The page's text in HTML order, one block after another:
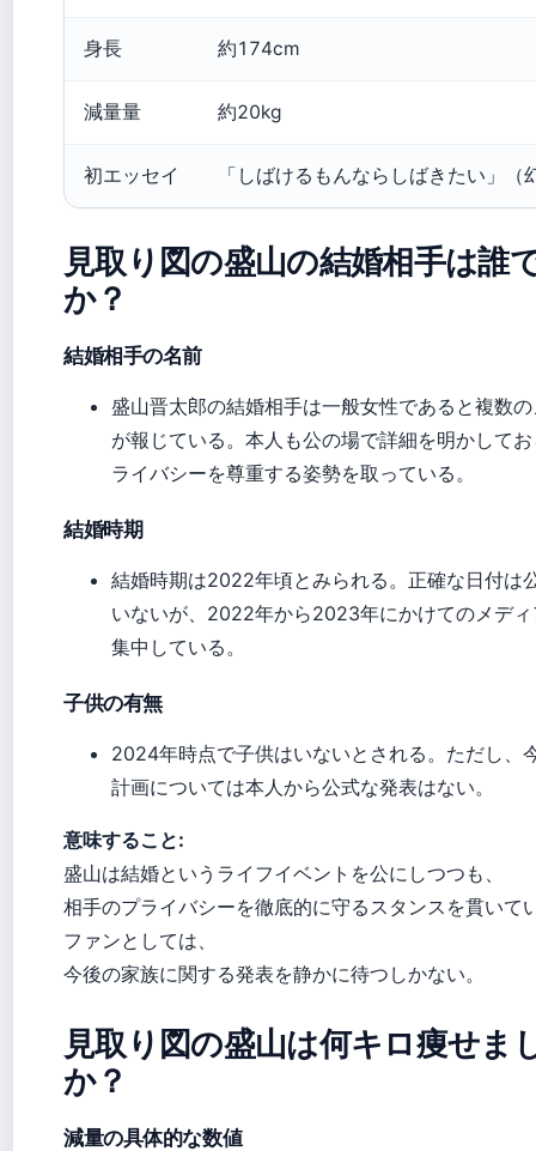
身長 約174cm
減量量 約20kg
初エッセイ 「しばけるもんならしばきたい」（
見取り図の盛山の結婚相手は誰
か？
結婚相手の名前
盛山晋太郎の結婚相手は一般女性であると複数
が報じている。本人も公の場で詳細を明かして
ライバシーを尊重する姿勢を取っている。
結婚時期
結婚時期は2022年頃とみられる。正確な日付は
いないが、2022年から2023年にかけてのメデ
集中している。
子供の有無
2024年時点で子供はいないとされる。ただし、
計画については本人から公式な発表はない。
意味すること:
盛山は結婚というライフイベントを公にしつつも、
相手のプライバシーを徹底的に守るスタンスを貫いて
ファンとしては、
今後の家族に関する発表を静かに待つしかない。
見取り図の盛山は何キロ痩せま
か？
減量の具体的な数値